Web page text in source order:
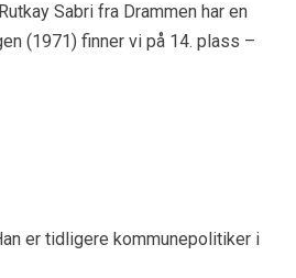
Sabri fra Drammen har en
(1971) finner vi på 14. plass –
er tidligere kommunepolitiker i